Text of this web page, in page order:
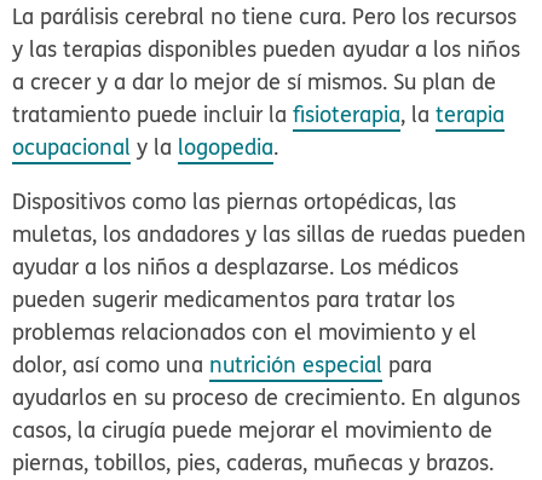
La parálisis cerebral no tiene cura. Pero los recursos
y las terapias disponibles pueden ayudar a los niños
a crecer y a dar lo mejor de sí mismos. Su plan de
tratamiento puede incluir lafisioterapia, laterapia
ocupacional y la logopedia.
Dispositivos como las piernas ortopédicas, las
muletas, los andadores y las sillas de ruedas pueden
ayudar a los niños a desplazarse. Los médicos
pueden sugerir medicamentos para tratar los
problemas relacionados con el movimiento y el
dolor, así como una nutrición especial para
ayudarlos en su proceso de crecimiento. En algunos
casos, la cirugía puede mejorar el movimiento de
piernas, tobillos, pies, caderas, muñecas y brazos.